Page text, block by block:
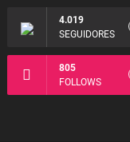
4.019
SEGUIDORES
805
FOLLOWS